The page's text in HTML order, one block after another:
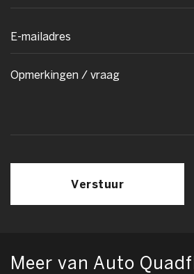
Verstuur
Meer van Auto